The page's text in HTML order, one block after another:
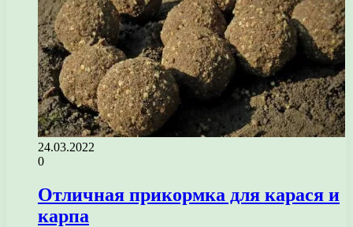
24.03.2022
0
Отличная прикормка для карася и
карпа